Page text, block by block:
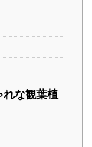
れな観葉植